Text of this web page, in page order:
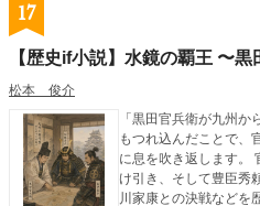
17
【歴史if小説】水鏡の覇王 〜
松本 俊介
「黒田官兵衛が九州から天下を狙う
もつれ込んだことで、
に息を吹き返します。
け引き、そして豊臣秀
川家康との決戦などを